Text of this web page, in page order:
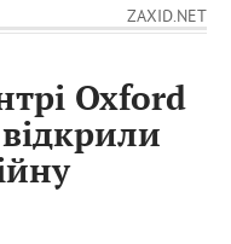
ZAXID.NET
Oxford